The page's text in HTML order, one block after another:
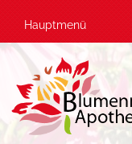
Hauptmenü